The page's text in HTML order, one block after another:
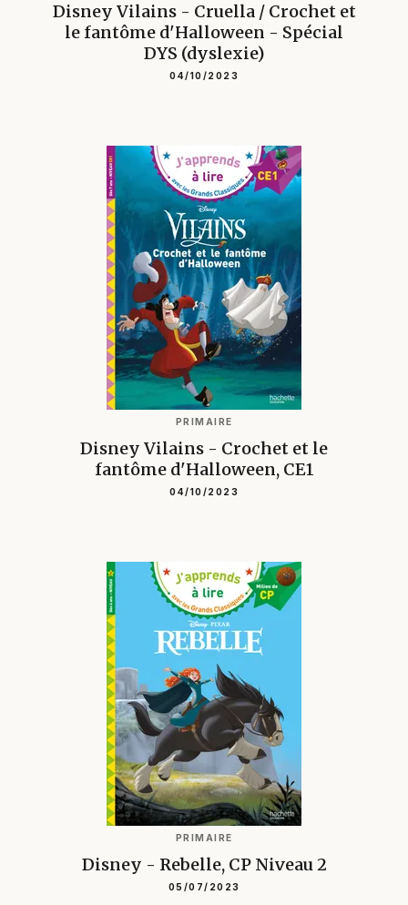
Disney Vilains - Cruella / Crochet et
le fantôme d'Halloween - Spécial
DYS (dyslexie)
04/10/2023
PRIMAIRE
Disney Vilains - Crochet et le
fantôme d'Halloween, CE1
04/10/2023
PRIMAIRE
Disney - Rebelle, CP Niveau 2
05/07/2023